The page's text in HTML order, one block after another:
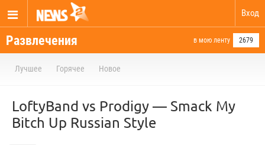
Вход
Развлечения в мою ленту 2679
Лучшее Горячее Новое
LoftyBand vs Prodigy — Smack My
Bitch Up Russian Style